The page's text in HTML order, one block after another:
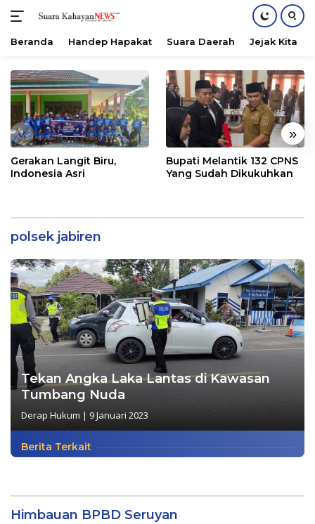
konten
Beranda Handep Hapakat Suara Daerah Jejak Kita
« »
Gerakan Langit Biru,
Indonesia Asri
Bupati Melantik 132 CPNS
Yang Sudah Dikukuhkan
polsek jabiren
Tekan Angka Laka Lantas di Kawasan
Tumbang Nuda
Derap Hukum | 9 Januari 2023
Berita Terkait
Himbauan BPBD Seruyan